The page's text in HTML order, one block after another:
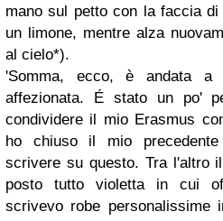
mano sul petto con la faccia
un limone, mentre alza
al cielo*).
'Somma, ecco, è andata
affezionata. É stato un po'
condividere il mio Erasmus
ho chiuso il mio
scrivere su questo. Tra l'altro
posto tutto violetta in cui
scrivevo robe personalissime